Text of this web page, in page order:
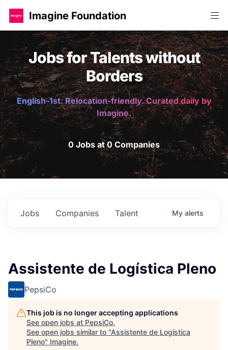
Imagine Foundation
Jobs for Talents without
Borders
English-1st. Relocation-friendly. Curated daily by
Imagine.
0 Jobs at 0 Companies
Jobs Companies Talent My alerts
Assistente de Logística Pleno
PepsiCo
This job is no longer accepting applications
See open jobs at PepsiCo.
See open jobs similar to "Assistente de Logística
Pleno" Imagine.